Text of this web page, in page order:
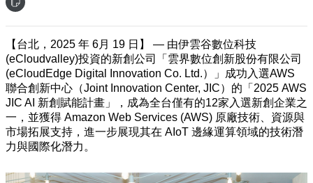
【台北，2025 年 6月 19 日】 — 由伊雲谷數位科技
(eCloudvalley)投資的新創公司「雲界數位創新股份有限公司
(eCloudEdge Digital Innovation Co. Ltd.）」成功入選AWS
聯合創新中心（Joint Innovation Center, JIC）的「2025 AWS
JIC AI 新創賦能計畫」，成為全台僅有的12家入選新創企業之
一，並獲得 Amazon Web Services (AWS) 原廠技術、資源與
市場拓展支持，進一步展現其在 AIoT 邊緣運算領域的技術潛
力與國際化潛力。